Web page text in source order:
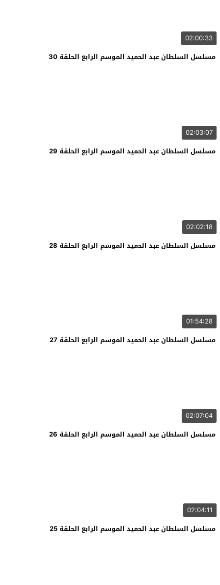
02:00:33
مسلسل السلطان عبد الحميد الموسم الرابع الحلقة 30
02:03:07
مسلسل السلطان عبد الحميد الموسم الرابع الحلقة 29
02:02:18
مسلسل السلطان عبد الحميد الموسم الرابع الحلقة 28
01:54:28
مسلسل السلطان عبد الحميد الموسم الرابع الحلقة 27
02:07:04
مسلسل السلطان عبد الحميد الموسم الرابع الحلقة 26
02:04:11
مسلسل السلطان عبد الحميد الموسم الرابع الحلقة 25